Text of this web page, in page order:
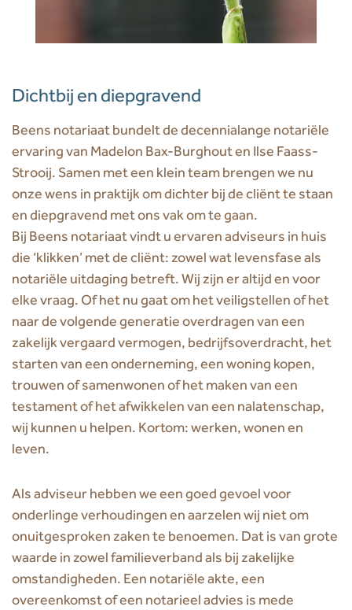
Dichtbij en diepgravend
Beens notariaat bundelt de decennialange notariële
ervaring van Madelon Bax-Burghout en Ilse Faass-
Strooij. Samen met een klein team brengen we nu
onze wens in praktijk om dichter bij de cliënt te staan
en diepgravend met ons vak om te gaan.
Bij Beens notariaat vindt u ervaren adviseurs in huis
die ‘klikken’ met de cliënt: zowel wat levensfase als
notariële uitdaging betreft. Wij zijn er altijd en voor
elke vraag. Of het nu gaat om het veiligstellen of het
naar de volgende generatie overdragen van een
zakelijk vergaard vermogen, bedrijfsoverdracht, het
starten van een onderneming, een woning kopen,
trouwen of samenwonen of het maken van een
testament of het afwikkelen van een nalatenschap,
wij kunnen u helpen. Kortom: werken, wonen en
leven.
Als adviseur hebben we een goed gevoel voor
onderlinge verhoudingen en aarzelen wij niet om
onuitgesproken zaken te benoemen. Dat is van grote
waarde in zowel familieverband als bij zakelijke
omstandigheden. Een notariële akte, een
overeenkomst of een notarieel advies is mede